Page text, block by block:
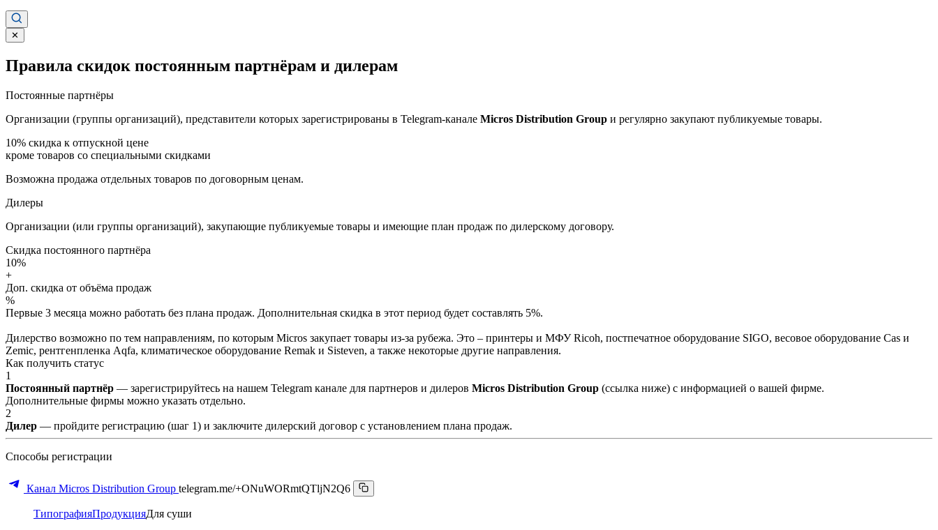
✕
Правила скидок постоянным партнёрам и дилерам
Постоянные партнёры
Организации (группы организаций), представители которых зарегистрированы в Telegram-канале Micros Distribution Group и регулярно закупают публикуемые товары.
10% скидка к отпускной цене
кроме товаров со специальными скидками
Возможна продажа отдельных товаров по договорным ценам.
Дилеры
Организации (или группы организаций), закупающие публикуемые товары и имеющие план продаж по дилерскому договору.
Скидка постоянного партнёра
10%
+
Доп. скидка от объёма продаж
%
Первые 3 месяца можно работать без плана продаж. Дополнительная скидка в этот период будет составлять 5%.
Дилерство возможно по тем направлениям, по которым Micros закупает товары из-за рубежа. Это – принтеры и МФУ Ricoh, постпечатное оборудование SIGO, весовое оборудование Cas и
Zemic, рентгенпленка Aqfa, климатическое оборудование Remak и Sisteven, а также некоторые другие направления.
Как получить статус
1
Постоянный партнёр — зарегистрируйтесь на нашем Telegram канале для партнеров и дилеров Micros Distribution Group (ссылка ниже) с информацией о вашей фирме.
Дополнительные фирмы можно указать отдельно.
2
Дилер — пройдите регистрацию (шаг 1) и заключите дилерский договор с установлением плана продаж.
Способы регистрации
Канал Micros Distribution Group telegram.me/+ONuWORmtQTljN2Q6
ТипографияПродукцияДля суши